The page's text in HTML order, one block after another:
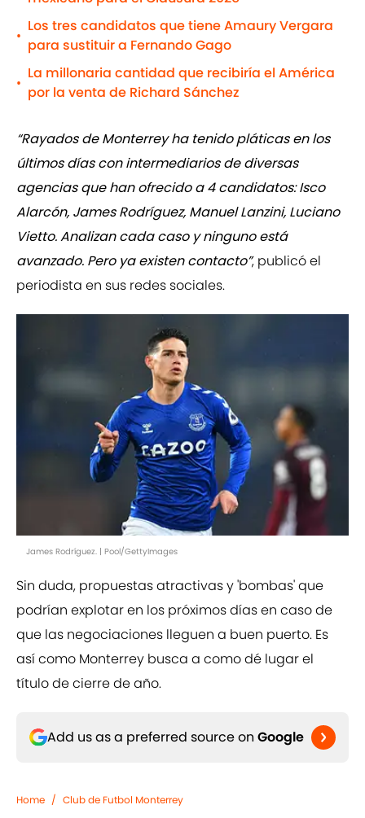
•
Los tres candidatos que tiene Amaury Vergara
para sustituir a Fernando Gago
•
La millonaria cantidad que recibiría el América
por la venta de Richard Sánchez
“Rayados de Monterrey ha tenido pláticas en los
últimos días con intermediarios de diversas
agencias que han ofrecido a 4 candidatos: Isco
Alarcón, James Rodríguez, Manuel Lanzini, Luciano
Vietto. Analizan cada caso y ninguno está
avanzado. Pero ya existen contacto”, publicó el
periodista en sus redes sociales.
James Rodríguez. | Pool/GettyImages
Sin duda, propuestas atractivas y 'bombas' que
podrían explotar en los próximos días en caso de
que las negociaciones lleguen a buen puerto. Es
así como Monterrey busca a como dé lugar el
título de cierre de año.
Add us as a preferred source on Google
Home / Club de Futbol Monterrey